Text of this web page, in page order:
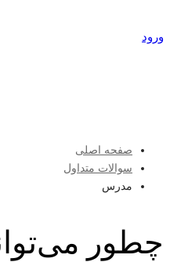
ورود
صفحه اصلی
سوالات متداول
مدرس
چطور